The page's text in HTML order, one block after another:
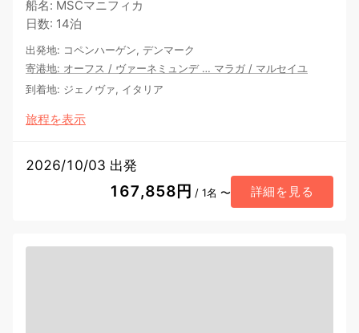
船名: MSCマニフィカ
日数: 14泊
出発地: コペンハーゲン, デンマーク
寄港地: オーフス / ヴァーネミュンデ… マラガ / マルセイユ
到着地: ジェノヴァ, イタリア
旅程を表示
2026/10/03 出発
167,858円 / 1名 〜 詳細を見る